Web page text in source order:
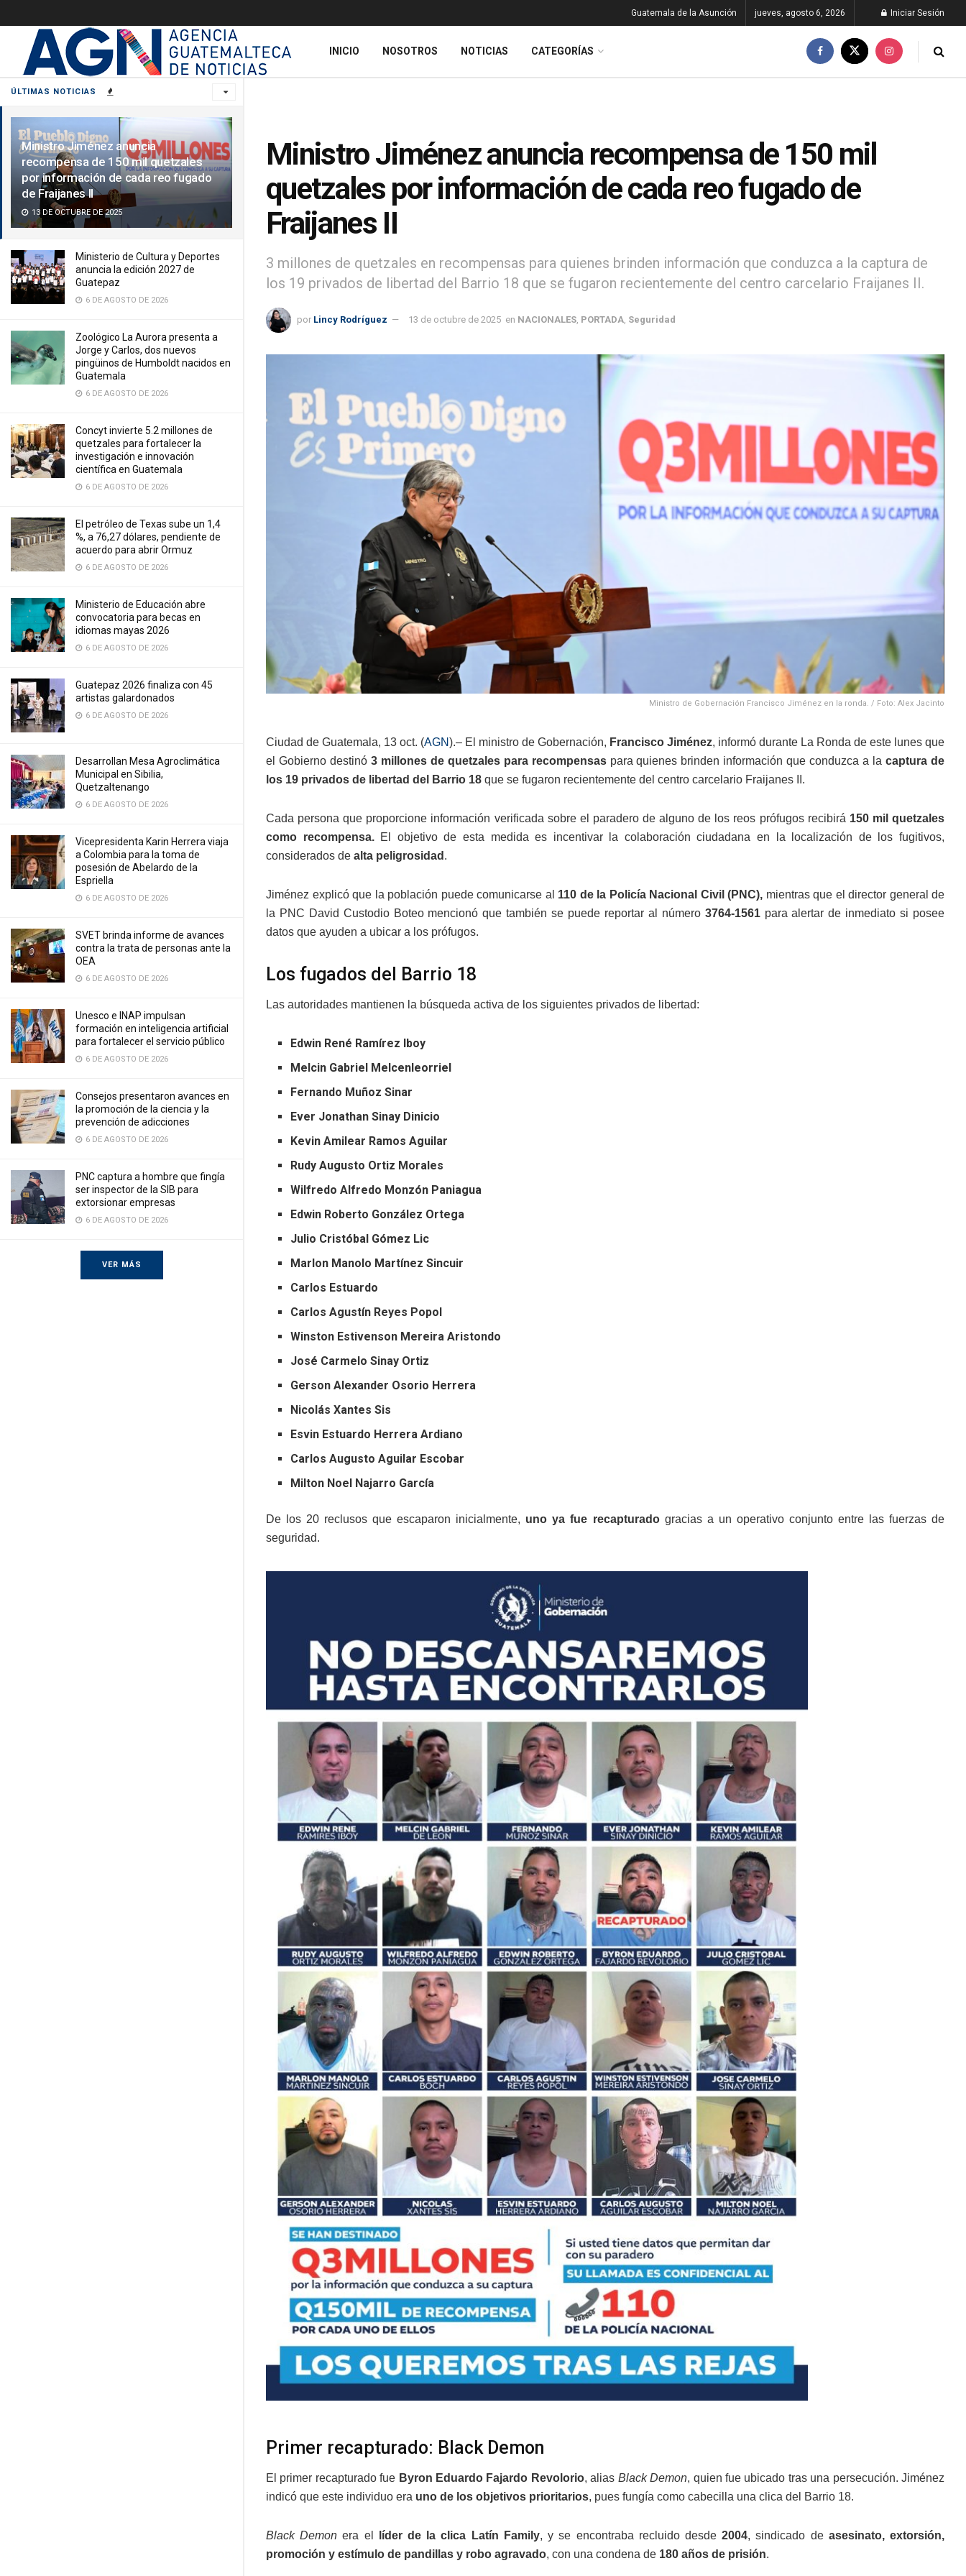
ÚLTIMAS NOTICIAS
Ministro Jiménez anuncia
recompensa de 150 mil quetzales
por información de cada reo fugado
de Fraijanes II
13 DE OCTUBRE DE 2025
Ministerio de Cultura y Deportes
anuncia la edición 2027 de
Guatepaz
6 DE AGOSTO DE 2026
Zoológico La Aurora presenta a
Jorge y Carlos, dos nuevos
pingüinos de Humboldt nacidos en
Guatemala
6 DE AGOSTO DE 2026
Concyt invierte 5.2 millones de
quetzales para fortalecer la
investigación e innovación
científica en Guatemala
6 DE AGOSTO DE 2026
El petróleo de Texas sube un 1,4
%, a 76,27 dólares, pendiente de
acuerdo para abrir Ormuz
6 DE AGOSTO DE 2026
Ministerio de Educación abre
convocatoria para becas en
idiomas mayas 2026
6 DE AGOSTO DE 2026
Guatepaz 2026 finaliza con 45
artistas galardonados
6 DE AGOSTO DE 2026
Desarrollan Mesa Agroclimática
Municipal en Sibilia,
Quetzaltenango
6 DE AGOSTO DE 2026
Vicepresidenta Karin Herrera viaja
a Colombia para la toma de
posesión de Abelardo de la
Espriella
6 DE AGOSTO DE 2026
SVET brinda informe de avances
contra la trata de personas ante la
OEA
6 DE AGOSTO DE 2026
Unesco e INAP impulsan
formación en inteligencia artificial
para fortalecer el servicio público
6 DE AGOSTO DE 2026
Consejos presentaron avances en
la promoción de la ciencia y la
prevención de adicciones
6 DE AGOSTO DE 2026
PNC captura a hombre que fingía
ser inspector de la SIB para
extorsionar empresas
6 DE AGOSTO DE 2026
VER MÁS
Guatemala de la Asunción jueves, agosto 6, 2026 Iniciar Sesión
INICIO NOSOTROS NOTICIAS CATEGORÍAS
Ministro Jiménez anuncia recompensa de 150 mil
quetzales por información de cada reo fugado de
Fraijanes II
3 millones de quetzales en recompensas para quienes brinden información que conduzca a la captura de
los 19 privados de libertad del Barrio 18 que se fugaron recientemente del centro carcelario Fraijanes II.
por Lincy Rodríguez 13 de octubre de 2025 en NACIONALES PORTADA Seguridad
Ministro de Gobernación Francisco Jiménez en la ronda. / Foto: Alex Jacinto
Ciudad de Guatemala, 13 oct. (AGN).– El ministro de Gobernación, Francisco Jiménez, informó durante La Ronda de este lunes que
el Gobierno destinó 3 millones de quetzales para recompensaspara quienes brinden información que conduzca a lacaptura de
los 19 privados de libertad del Barrio 18 que se fugaron recientemente del centro carcelario Fraijanes II.
Cada persona que proporcione información verificada sobre el paradero de alguno de los reos prófugos recibirá 150 mil quetzales
como recompensa.El objetivo de esta medida es incentivar la colaboración ciudadana en la localización de los fugitivos,
considerados de alta peligrosidad .
Jiménez explicó que la población puede comunicarse al 110 de la Policía Nacional Civil (PNC), mientras que el director general de
la PNC David Custodio Boteo mencionó que también se puede reportar al número 3764-1561para alertar de inmediato si posee
datos que ayuden a ubicar a los prófugos.
Los fugados del Barrio 18
Las autoridades mantienen la búsqueda activa de los siguientes privados de libertad:
Edwin René Ramírez Iboy
Melcin Gabriel Melcenleorriel
Fernando Muñoz Sinar
Ever Jonathan Sinay Dinicio
Kevin Amilear Ramos Aguilar
Rudy Augusto Ortiz Morales
Wilfredo Alfredo Monzón Paniagua
Edwin Roberto González Ortega
Julio Cristóbal Gómez Lic
Marlon Manolo Martínez Sincuir
Carlos Estuardo
Carlos Agustín Reyes Popol
Winston Estivenson Mereira Aristondo
José Carmelo Sinay Ortiz
Gerson Alexander Osorio Herrera
Nicolás Xantes Sis
Esvin Estuardo Herrera Ardiano
Carlos Augusto Aguilar Escobar
Milton Noel Najarro García
De los 20 reclusos que escaparon inicialmente, uno ya fue recapturadogracias a un operativo conjunto entre las fuerzas de
seguridad.
Primer recapturado: Black Demon
El primer recapturado fue Byron Eduardo Fajardo Revolorio, alias Black Demon, quien fue ubicado tras una persecución. Jiménez
indicó que este individuo era uno de los objetivos prioritarios, pues fungía como cabecilla una clica del Barrio 18.
Black Demon era el líder de la clica Latín Family, y se encontraba recluido desde2004, sindicado de asesinato, extorsión,
promoción y estímulo de pandillas y robo agravado, con una condena de 180 años de prisión.